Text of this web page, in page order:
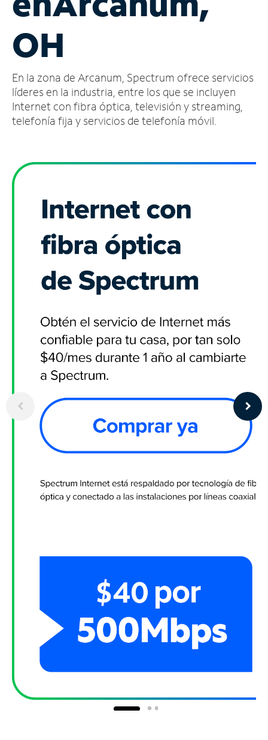
cuenta
Encuentra
tienda
OH
En la zona de Arcanum, Spectrum ofrece servicios
líderes en la industria, entre los que se incluyen
Internet con fibra óptica, televisión y streaming,
telefonía fija y servicios de telefonía móvil.